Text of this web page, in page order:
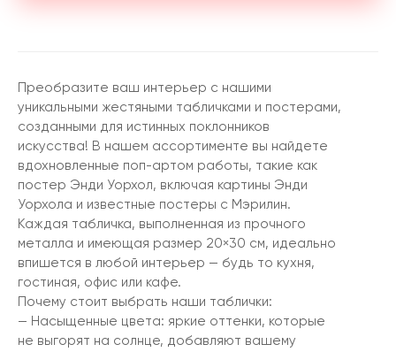
Преобразите ваш интерьер с нашими
уникальными жестяными табличками и постерами,
созданными для истинных поклонников
искусства! В нашем ассортименте вы найдете
вдохновленные поп-артом работы, такие как
постер Энди Уорхол, включая картины Энди
Уорхола и известные постеры с Мэрилин.
Каждая табличка, выполненная из прочного
металла и имеющая размер 20×30 см, идеально
впишется в любой интерьер — будь то кухня,
гостиная, офис или кафе.
Почему стоит выбрать наши таблички:
— Насыщенные цвета: яркие оттенки, которые
не выгорят на солнце, добавляют вашему